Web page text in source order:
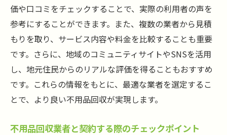
価や口コミをチェックすることで、実際の利用者の声を
参考にすることができます。また、複数の業者から見積
もりを取り、サービス内容や料金を比較することも重要
です。さらに、地域のコミュニティサイトやSNSを活用
し、地元住民からのリアルな評価を得ることもおすすめ
です。これらの情報をもとに、最適な業者を選定するこ
とで、より良い不用品回収が実現します。
不用品回収業者と契約する際のチェックポイント